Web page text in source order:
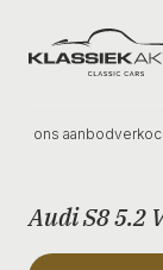
Klassiek Aktief
ons aanbod
Audi S8 5.2